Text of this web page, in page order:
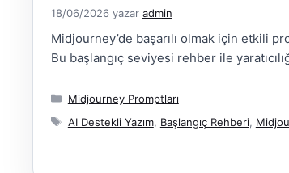
18/06/2026 yazar admin
Midjourney’de başarılı olmak için etkili
Bu başlangıç seviyesi rehber ile
Kategoriler
Midjourney Promptları
Etiketler
AI Destekli Yazım, Başlangıç Rehberi,